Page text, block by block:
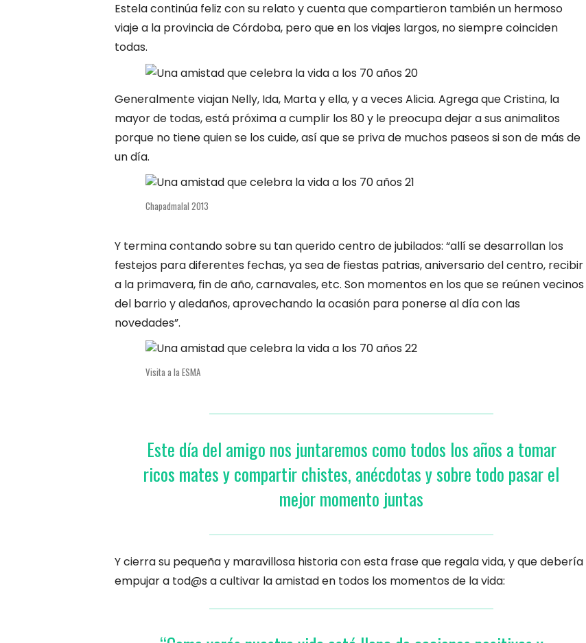
Estela continúa feliz con su relato y cuenta que compartieron también un hermoso
viaje a la provincia de Córdoba, pero que en los viajes largos, no siempre coinciden
todas.
Generalmente viajan Nelly, Ida, Marta y ella, y a veces Alicia. Agrega que Cristina, la
mayor de todas, está próxima a cumplir los 80 y le preocupa dejar a sus animalitos
porque no tiene quien se los cuide, así que se priva de muchos paseos si son de más de
un día.
Chapadmalal 2013
Y termina contando sobre su tan querido centro de jubilados: “allí se desarrollan los
festejos para diferentes fechas, ya sea de fiestas patrias, aniversario del centro, recibir
a la primavera, fin de año, carnavales, etc. Son momentos en los que se reúnen vecinos
del barrio y aledaños, aprovechando la ocasión para ponerse al día con las
novedades”.
Visita a la ESMA
Este día del amigo nos juntaremos como todos los años a tomar
ricos mates y compartir chistes, anécdotas y sobre todo pasar el
mejor momento juntas
Y cierra su pequeña y maravillosa historia con esta frase que regala vida, y que debería
empujar a tod@s a cultivar la amistad en todos los momentos de la vida: